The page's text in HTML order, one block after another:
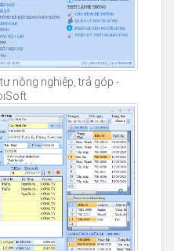
nông nghiệp, trả góp -